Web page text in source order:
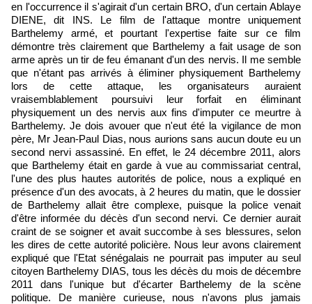
en l'occurrence il s'agirait d'un certain BRO, d'un certain Ablaye
DIENE, dit INS. Le film de l'attaque montre uniquement
Barthelemy armé, et pourtant l'expertise faite sur ce film
démontre très clairement que Barthelemy a fait usage de son
arme après un tir de feu émanant d'un des nervis. Il me semble
que n'étant pas arrivés à éliminer physiquement Barthelemy
lors de cette attaque, les organisateurs auraient
vraisemblablement poursuivi leur forfait en éliminant
physiquement un des nervis aux fins d'imputer ce meurtre à
Barthelemy. Je dois avouer que n'eut été la vigilance de mon
père, Mr Jean-Paul Dias, nous aurions sans aucun doute eu un
second nervi assassiné. En effet, le 24 décembre 2011, alors
que Barthelemy était en garde à vue au commissariat central,
l'une des plus hautes autorités de police, nous a expliqué en
présence d'un des avocats, à 2 heures du matin, que le dossier
de Barthelemy allait être complexe, puisque la police venait
d'être informée du décès d'un second nervi. Ce dernier aurait
craint de se soigner et avait succombe à ses blessures, selon
les dires de cette autorité policière. Nous leur avons clairement
expliqué que l'Etat sénégalais ne pourrait pas imputer au seul
citoyen Barthelemy DIAS, tous les décès du mois de décembre
2011 dans l'unique but d'écarter Barthelemy de la scène
politique. De manière curieuse, nous n'avons plus jamais